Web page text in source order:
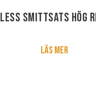
LESS Smittsats Hög
Läs mer